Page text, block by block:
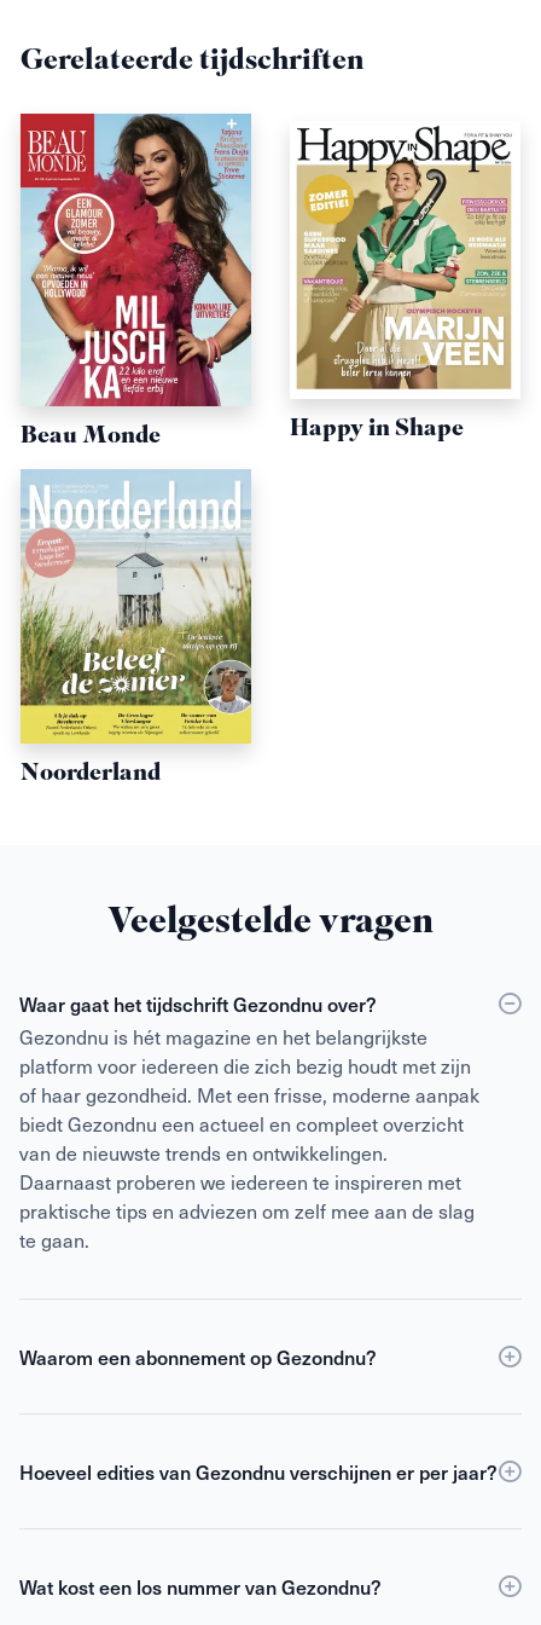
Gerelateerde tijdschriften
Beau Monde Happy in Shape
Noorderland
Veelgestelde vragen
Waar gaat het tijdschrift Gezondnu over?
Gezondnu is hét magazine en het belangrijkste
platform voor iedereen die zich bezig houdt met zijn
of haar gezondheid. Met een frisse, moderne aanpak
biedt Gezondnu een actueel en compleet overzicht
van de nieuwste trends en ontwikkelingen.
Daarnaast proberen we iedereen te inspireren met
praktische tips en adviezen om zelf mee aan de slag
te gaan.
Waarom een abonnement op Gezondnu?
Eenabonnementop Gezondnu is de slimste keuze
opzichte van losse verkoop én toegang tot de digitale
geïnformeerd en geïnspireerd om het beste uit jezelf
Hoeveel edities van Gezondnu verschijnen er per jaar?
Gezondnu verschijnt 6 keer per jaar.
Wat kost een los nummer van Gezondnu?